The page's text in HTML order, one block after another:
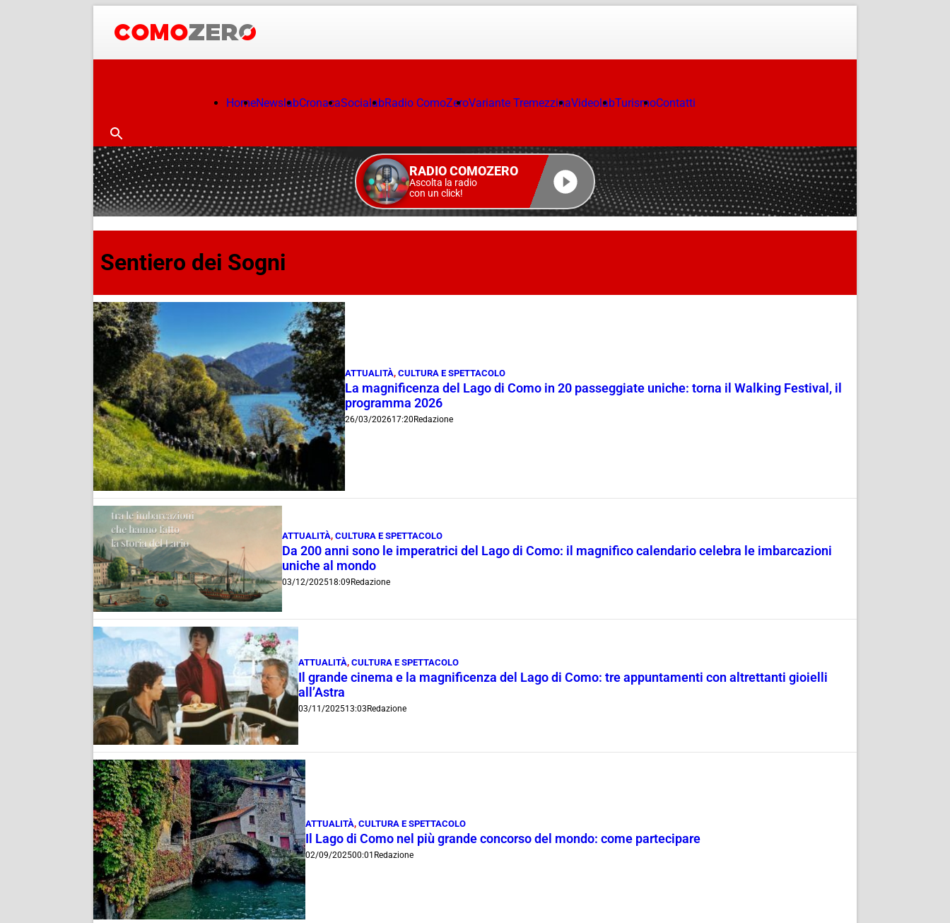
HomeNewslabCronacaSocialabRadio ComoZeroVariante TremezzinaVideolabTurismoContatti
RADIO COMOZERO
Ascolta la radio
con un click!
Sentiero dei Sogni
ATTUALITÀ,CULTURA E SPETTACOLO
La magnificenza del Lago di Como in 20 passeggiate uniche: torna il Walking Festival, il
programma 2026
26/03/202617:20 Redazione
ATTUALITÀ, CULTURA E SPETTACOLO
Da 200 anni sono le imperatrici del Lago di Como: il magnifico calendario celebra le imbarcazioni
uniche al mondo
03/12/202518:09Redazione
ATTUALITÀ, CULTURA E SPETTACOLO
Il grande cinema e la magnificenza del Lago di Como: tre appuntamenti con altrettanti gioielli
all’Astra
03/11/202513:03 Redazione
ATTUALITÀ, CULTURA E SPETTACOLO
Il Lago di Como nel più grande concorso del mondo: come partecipare
02/09/202500:01 Redazione